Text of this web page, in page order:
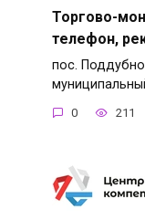
Торгово-
телефон,
пос.
0 211